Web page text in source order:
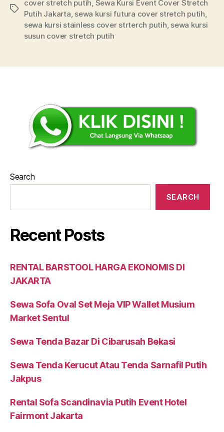
Tags
cover stretch putih Sewa Kursi Event Cover Stretch
Putih Jakarta sewa kursi futura cover stretch putih
sewa kursi stainless cover strterch putih sewa kursi
susun cover stretch putih
Search
SEARCH
Recent Posts
RENTAL BARSTOOL HARGA EKONOMIS DI
JAKARTA
Sewa Sofa Oval Set Meja VIP Wallet Musium
Market Sentul
Sewa Tenda Bazar Di Cibarusah Bekasi
Sewa Tenda Kerucut Atau Tenda Sarnafil Putih
Jakpus
Rental Sofa Scandinavia Putih Event Hotel
Fairmont Jakarta